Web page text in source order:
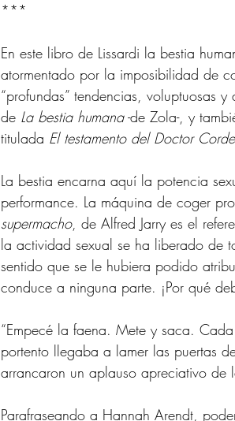
***
En este libro de Lissardi la bestia
atormentado por la imposibilidad de
“profundas” tendencias, voluptuosas
de La bestia humana -de Zola-, y
titulada El testamento del Doctor
La bestia encarna aquí la potencia
performance. La máquina de coger
supermacho, de Alfred Jarry es el
la actividad sexual se ha liberado de
sentido que se le hubiera podido
conduce a ninguna parte. ¡Por qué
“Empecé la faena. Mete y saca.
portento llegaba a lamer las puertas
arrancaron un aplauso apreciativo de
Parafraseando a Hannah Arendt,